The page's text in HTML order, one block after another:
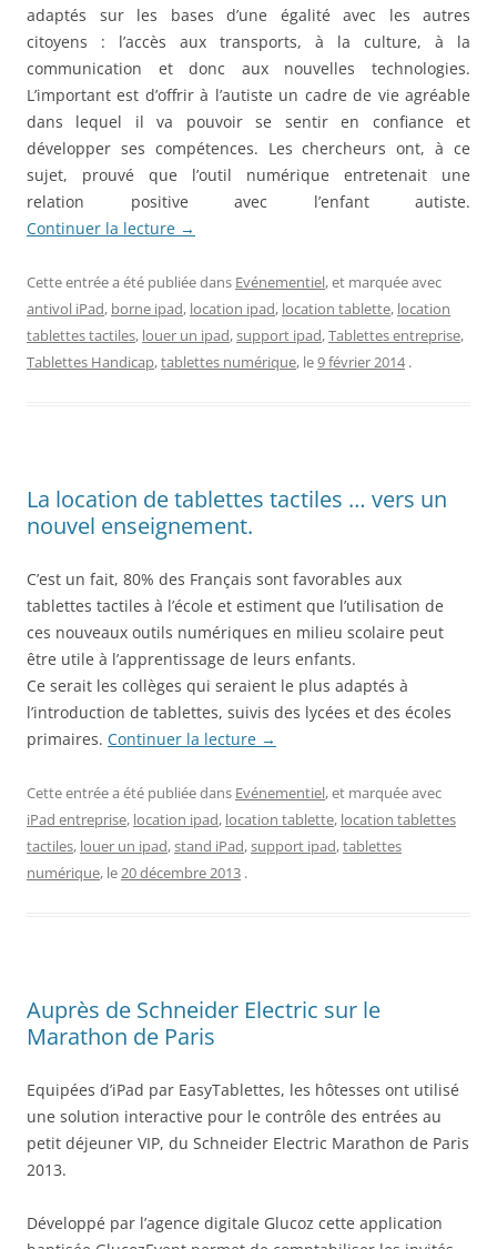
adaptés sur les bases d’une égalité avec les autres
citoyens : l’accès aux transports, à la culture, à la
communication et donc aux nouvelles technologies.
L’important est d’offrir à l’autiste un cadre de vie agréable
dans lequel il va pouvoir se sentir en confiance et
développer ses compétences. Les chercheurs ont, à ce
sujet, prouvé que l’outil numérique entretenait une
relation positive avec l’enfant autiste.
Continuer la lecture →
Cette entrée a été publiée dans Evénementiel, et marquée avec
antivol iPad, borne ipad, location ipad, location tablette, location
tablettes tactiles, louer un ipad,support ipad,Tablettes entreprise,
Tablettes Handicap,tablettes numérique, le9 février 2014 .
La location de tablettes tactiles … vers un
nouvel enseignement.
C’est un fait, 80% des Français sont favorables aux
tablettes tactiles à l’école et estiment que l’utilisation de
ces nouveaux outils numériques en milieu scolaire peut
être utile à l’apprentissage de leurs enfants.
Ce serait les collèges qui seraient le plus adaptés à
l’introduction de tablettes, suivis des lycées et des écoles
primaires. Continuer la lecture →
Cette entrée a été publiée dans Evénementiel, et marquée avec
iPad entreprise, location ipad, location tablette, location tablettes
tactiles, louer un ipad,stand iPad,support ipad,tablettes
numérique, le20 décembre 2013 .
Auprès de Schneider Electric sur le
Marathon de Paris
Equipées d’iPad par EasyTablettes, les hôtesses ont utilisé
une solution interactive pour le contrôle des entrées au
petit déjeuner VIP, du Schneider Electric Marathon de Paris
2013.
Développé par l’agence digitale Glucoz cette application